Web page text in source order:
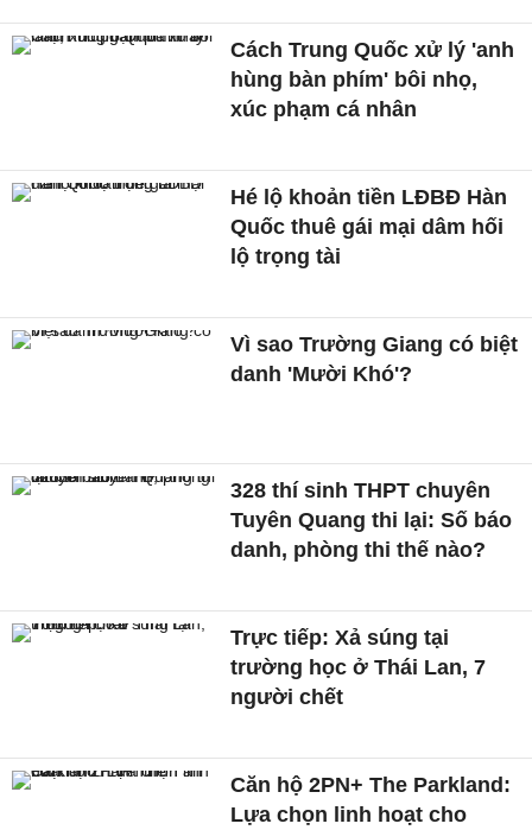
Cách Trung Quốc xử lý 'anh
hùng bàn phím' bôi nhọ,
xúc phạm cá nhân
Hé lộ khoản tiền LĐBĐ Hàn
Quốc thuê gái mại dâm hối
lộ trọng tài
Vì sao Trường Giang có biệt
danh 'Mười Khó'?
328 thí sinh THPT chuyên
Tuyên Quang thi lại: Số báo
danh, phòng thi thế nào?
Trực tiếp: Xả súng tại
trường học ở Thái Lan, 7
người chết
Căn hộ 2PN+ The Parkland:
Lựa chọn linh hoạt cho